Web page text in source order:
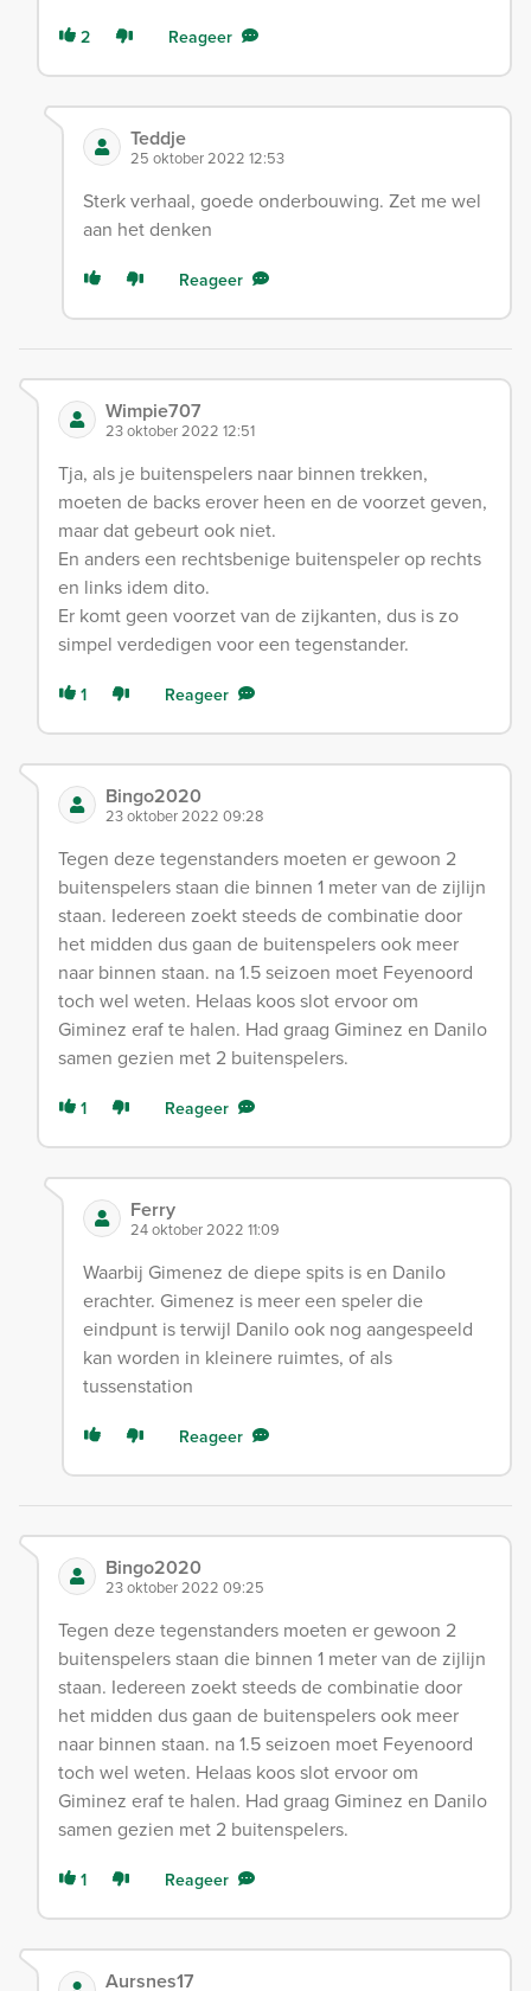
2 Reageer
Teddje
25 oktober 2022 12:53
Sterk verhaal, goede onderbouwing. Zet me wel
aan het denken
Reageer
Wimpie707
23 oktober 2022 12:51
Tja, als je buitenspelers naar binnen trekken,
moeten de backs erover heen en de voorzet geven,
maar dat gebeurt ook niet.
En anders een rechtsbenige buitenspeler op rechts
en links idem dito.
Er komt geen voorzet van de zijkanten, dus is zo
simpel verdedigen voor een tegenstander.
1 Reageer
Bingo2020
23 oktober 2022 09:28
Tegen deze tegenstanders moeten er gewoon 2
buitenspelers staan die binnen 1 meter van de zijlijn
staan. Iedereen zoekt steeds de combinatie door
het midden dus gaan de buitenspelers ook meer
naar binnen staan. na 1.5 seizoen moet Feyenoord
toch wel weten. Helaas koos slot ervoor om
Giminez eraf te halen. Had graag Giminez en Danilo
samen gezien met 2 buitenspelers.
1 Reageer
Ferry
24 oktober 2022 11:09
Waarbij Gimenez de diepe spits is en Danilo
erachter. Gimenez is meer een speler die
eindpunt is terwijl Danilo ook nog aangespeeld
kan worden in kleinere ruimtes, of als
tussenstation
Reageer
Bingo2020
23 oktober 2022 09:25
Tegen deze tegenstanders moeten er gewoon 2
buitenspelers staan die binnen 1 meter van de zijlijn
staan. Iedereen zoekt steeds de combinatie door
het midden dus gaan de buitenspelers ook meer
naar binnen staan. na 1.5 seizoen moet Feyenoord
toch wel weten. Helaas koos slot ervoor om
Giminez eraf te halen. Had graag Giminez en Danilo
samen gezien met 2 buitenspelers.
1 Reageer
Aursnes17